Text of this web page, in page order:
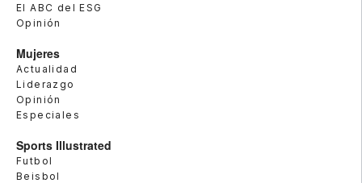
El ABC del ESG
Opinión
Mujeres
Actualidad
Liderazgo
Opinión
Especiales
Sports Illustrated
Futbol
Beisbol